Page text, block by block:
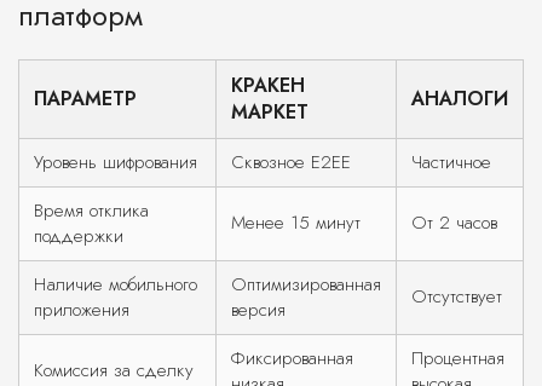
платформ
ПАРАМЕТР
КРАКЕН
МАРКЕТ
АНАЛОГИ
Уровень шифрования Сквозное E2EE
Частичное
Время отклика
поддержки
Менее 15 минут От 2 часов
Наличие мобильного
приложения
Оптимизированная
версия
Отсутствует
Комиссия за сделку
Фиксированная
Процентная